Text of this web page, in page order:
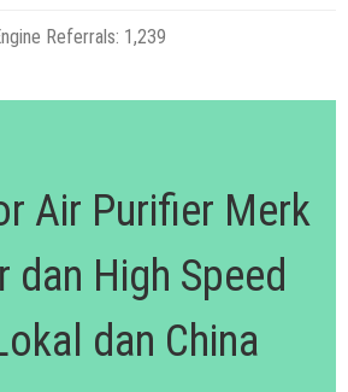
Referrals: 1,239
Air Purifier Merk
dan High Speed
dan China